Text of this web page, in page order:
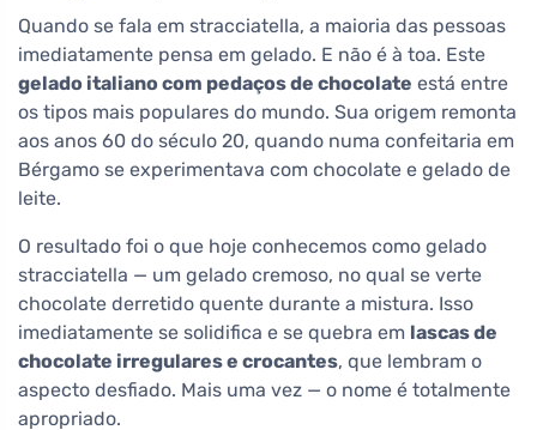
Quando se fala em stracciatella, a maioria das pessoas
imediatamente pensa em gelado. E não é à toa. Este
gelado italiano com pedaços de chocolate está entre
os tipos mais populares do mundo. Sua origem remonta
aos anos 60 do século 20, quando numa confeitaria em
Bérgamo se experimentava com chocolate e gelado de
leite.
O resultado foi o que hoje conhecemos como gelado
stracciatella — um gelado cremoso, no qual se verte
chocolate derretido quente durante a mistura. Isso
imediatamente se solidifica e se quebra em lascas de
chocolate irregulares e crocantes, que lembram o
aspecto desfiado. Mais uma vez — o nome é totalmente
apropriado.